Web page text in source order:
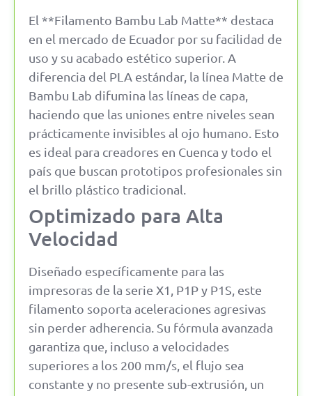
El **Filamento Bambu Lab Matte** destaca
en el mercado de Ecuador por su facilidad de
uso y su acabado estético superior. A
diferencia del PLA estándar, la línea Matte de
Bambu Lab difumina las líneas de capa,
haciendo que las uniones entre niveles sean
prácticamente invisibles al ojo humano. Esto
es ideal para creadores en Cuenca y todo el
país que buscan prototipos profesionales sin
el brillo plástico tradicional.
Optimizado para Alta
Velocidad
Diseñado específicamente para las
impresoras de la serie X1, P1P y P1S, este
filamento soporta aceleraciones agresivas
sin perder adherencia. Su fórmula avanzada
garantiza que, incluso a velocidades
superiores a los 200 mm/s, el flujo sea
constante y no presente sub-extrusión, un